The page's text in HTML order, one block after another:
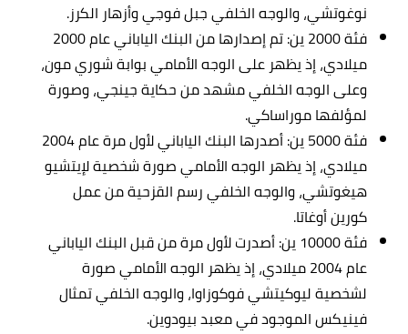
نوغوتشي، والوجه الخلفي جبل فوجي وأزهار الكرز.
فئة 2000 ين: تم إصدارها من البنك الياباني عام 2000
ميلادي، إذ يظهر على الوجه الأمامي بوابة شوري مون،
وعلى الوجه الخلفي مشهد من حكاية جينجي، وصورة
لمؤلفها موراساكي.
فئة 5000 ين: أصدرها البنك الياباني لأول مرة عام 2004
ميلادي، إذ يظهر الوجه الأمامي صورة شخصية لإيتشيو
هيغوتشي، والوجه الخلفي رسم القزحية من عمل
كورين أوغاتا.
فئة 10000 ين: أصدرت لأول مرة من قبل البنك الياباني
عام 2004 ميلادي، إذ يظهر الوجه الأمامي صورة
لشخصية ليوكيتشي فوكوزاوا، والوجه الخلفي تمثال
فينيكس الموجود في معبد بيودوين.